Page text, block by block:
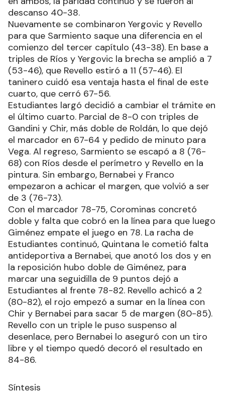
descanso 40-38.
Nuevamente se combinaron Yergovic y Revello
para que Sarmiento saque una diferencia en el
comienzo del tercer capítulo (43-38). En base a
triples de Ríos y Yergovic la brecha se amplió a 7
(53-46), que Revello estiró a 11 (57-46). El
taninero cuidó esa ventaja hasta el final de este
cuarto, que cerró 67-56.
Estudiantes largó decidió a cambiar el trámite en
el último cuarto. Parcial de 8-0 con triples de
Gandini y Chir, más doble de Roldán, lo que dejó
el marcador en 67-64 y pedido de minuto para
Vega. Al regreso, Sarmiento se escapó a 8 (76-
68) con Ríos desde el perímetro y Revello en la
pintura. Sin embargo, Bernabei y Franco
empezaron a achicar el margen, que volvió a ser
de 3 (76-73).
Con el marcador 78-75, Corominas concretó
doble y falta que cobró en la línea para que luego
Giménez empate el juego en 78. La racha de
Estudiantes continuó, Quintana le cometió falta
antideportiva a Bernabei, que anotó los dos y en
la reposición hubo doble de Giménez, para
marcar una seguidilla de 9 puntos dejó a
Estudiantes al frente 78-82. Revello achicó a 2
(80-82), el rojo empezó a sumar en la línea con
Chir y Bernabei para sacar 5 de margen (80-85).
Revello con un triple le puso suspenso al
desenlace, pero Bernabei lo aseguró con un tiro
libre y el tiempo quedó decoró el resultado en
84-86.
Síntesis